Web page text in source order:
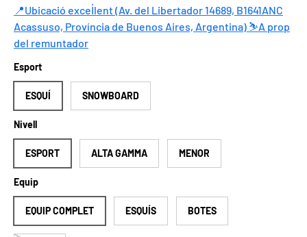
📍Ubicació excel·lent (Av. del Libertador 14689, B1641ANC
Acassuso, Província de Buenos Aires, Argentina) ⛷️A prop
del remuntador
Esport
ESQUÍ SNOWBOARD
Nivell
ESPORT ALTA GAMMA MENOR
Equip
EQUIP COMPLET ESQUÍS BOTES